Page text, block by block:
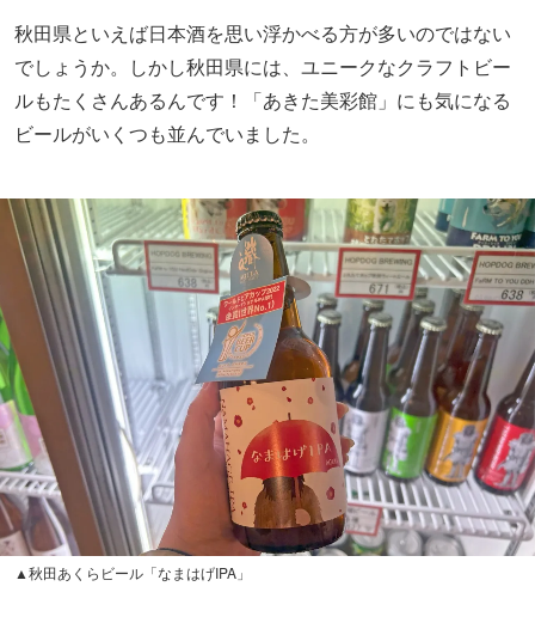
秋田県といえば日本酒を思い浮かべる方が多いのではない
でしょうか。しかし秋田県には、ユニークなクラフトビー
ルもたくさんあるんです！「あきた美彩館」にも気になる
ビールがいくつも並んでいました。
▲秋田あくらビール「なまはげIPA」